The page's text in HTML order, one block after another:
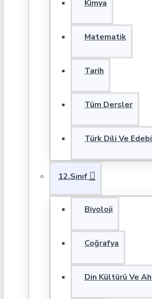
Kimya
Matematik
Tarih
Tüm Dersler
Türk Dili Ve
12.Sınıf
Biyoloji
Coğrafya
Din Kültürü Ve